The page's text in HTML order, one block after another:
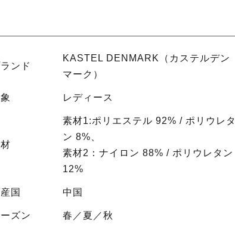
ンド
KASTEL DENMARK（カステルデン
マーク）
レディース
素材1:ポリエステル 92% / ポリウレタ
ン 8%、
素材2：ナイロン 88% / ポリウレタン
12%
国 中国
ズン 春／夏／秋